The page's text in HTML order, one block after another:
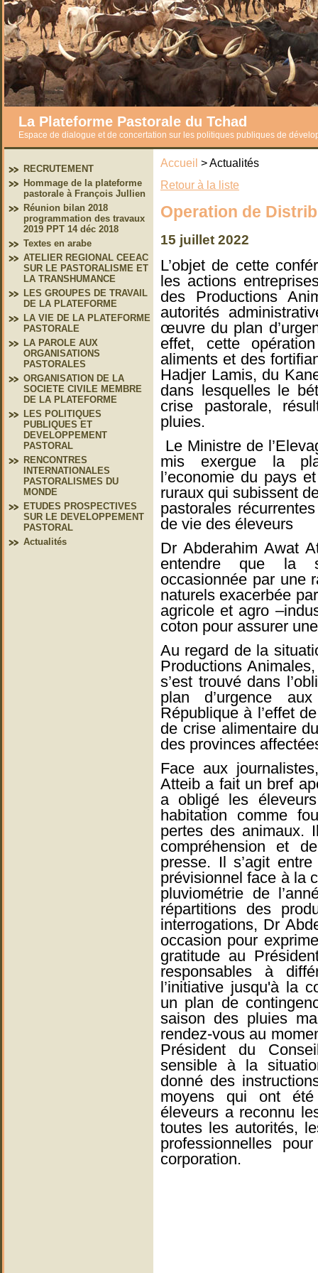
La Plateforme Pastorale du Tchad
Espace de dialogue et de concertation sur les politiques publiques de
RECRUTEMENT
Hommage de la plateforme
pastorale à François Jullien
Réunion bilan 2018
programmation des travaux
2019 PPT 14 déc 2018
Textes en arabe
ATELIER REGIONAL CEEAC
SUR LE PASTORALISME ET
LA TRANSHUMANCE
LES GROUPES DE TRAVAIL
DE LA PLATEFORME
LA VIE DE LA PLATEFORME
PASTORALE
LA PAROLE AUX
ORGANISATIONS
PASTORALES
ORGANISATION DE LA
SOCIETE CIVILE MEMBRE
DE LA PLATEFORME
LES POLITIQUES
PUBLIQUES ET
DEVELOPPEMENT
PASTORAL
RENCONTRES
INTERNATIONALES
PASTORALISMES DU
MONDE
ETUDES PROSPECTIVES
SUR LE DEVELOPPEMENT
PASTORAL
Actualités
Accueil > Actualités
Retour à la liste
Operation de
15 juillet 2022
L’objet de cette
les actions
des Productions
autorités
œuvre du plan
effet, cette
aliments et des
Hadjer Lamis, du
dans lesquelles le
crise pastorale,
pluies.
Le Ministre de
mis exergue la
l’economie du pays
ruraux qui subissent
pastorales
de vie des éleveurs
Dr Abderahim Awat
entendre que la
occasionnée par une
naturels exacerbée
agricole et agro
coton pour assurer
Au regard de la
Productions
s’est trouvé dans
plan d’urgence
République à l’effet
de crise alimentaire
des provinces
Face aux
Atteib a fait un bref
a obligé les
habitation comme
pertes des animaux.
compréhension et
presse. Il s’agit
prévisionnel face à la
pluviométrie de
répartitions des
interrogations, Dr
occasion pour
gratitude au
responsables à
l’initiative jusqu'à la
un plan de
saison des pluies
rendez-vous au
Président du
sensible à la
donné des
moyens qui ont
éleveurs a reconnu
toutes les autorités,
professionnelles
corporation.